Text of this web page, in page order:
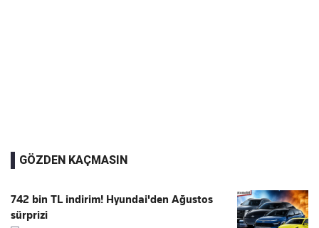
GÖZDEN KAÇMASIN
742 bin TL indirim! Hyundai'den Ağustos
sürprizi